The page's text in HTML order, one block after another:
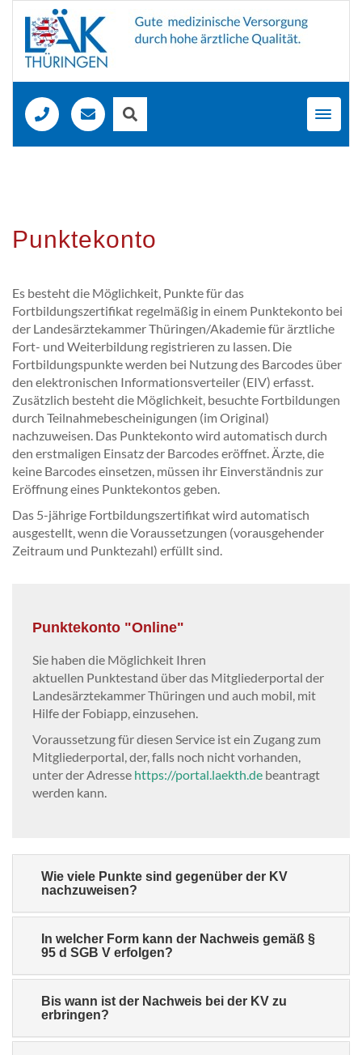
Punktekonto
Es besteht die Möglichkeit, Punkte für das
Fortbildungszertifikat regelmäßig in einem Punktekonto bei
der Landesärztekammer Thüringen/Akademie für ärztliche
Fort- und Weiterbildung registrieren zu lassen. Die
Fortbildungspunkte werden bei Nutzung des Barcodes über
den elektronischen Informationsverteiler (EIV) erfasst.
Zusätzlich besteht die Möglichkeit, besuchte Fortbildungen
durch Teilnahmebescheinigungen (im Original)
nachzuweisen. Das Punktekonto wird automatisch durch
den erstmaligen Einsatz der Barcodes eröffnet. Ärzte, die
keine Barcodes einsetzen, müssen ihr Einverständnis zur
Eröffnung eines Punktekontos geben.
Das 5-jährige Fortbildungszertifikat wird automatisch
ausgestellt, wenn die Voraussetzungen (vorausgehender
Zeitraum und Punktezahl) erfüllt sind.
Punktekonto "Online"
Sie haben die Möglichkeit Ihren
aktuellen Punktestand über das Mitgliederportal der
Landesärztekammer Thüringen und auch mobil, mit
Hilfe der Fobiapp, einzusehen.
Voraussetzung für diesen Service ist ein Zugang zum
Mitgliederportal, der, falls noch nicht vorhanden,
unter der Adresse https://portal.laekth.de beantragt
werden kann.
Wie viele Punkte sind gegenüber der KV
nachzuweisen?
In welcher Form kann der Nachweis gemäß §
95 d SGB V erfolgen?
Bis wann ist der Nachweis bei der KV zu
erbringen?